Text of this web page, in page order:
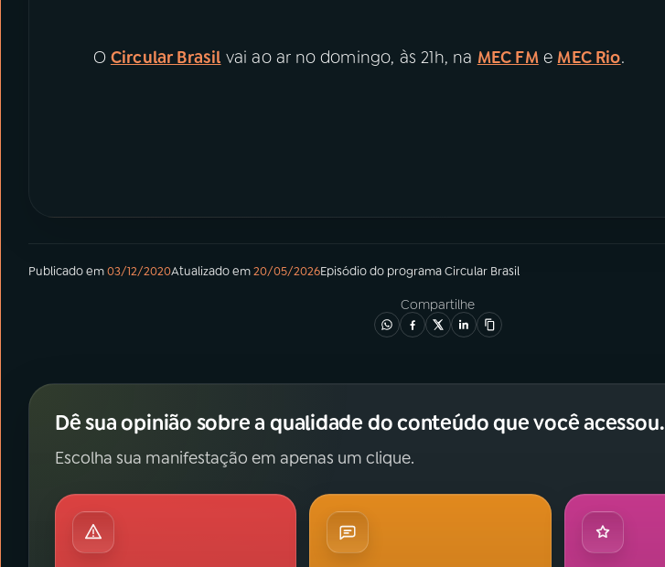
O Circular Brasil vai ao ar no domingo, às 21h, na MEC FMe MEC Rio.
Publicado em03/12/2020Atualizado em20/05/2026Episódiodo programaCircular Brasil
Compartilhe
Dê sua opinião sobre a qualidade do conteúdo que você acessou.
Escolha sua manifestação em apenas um clique.